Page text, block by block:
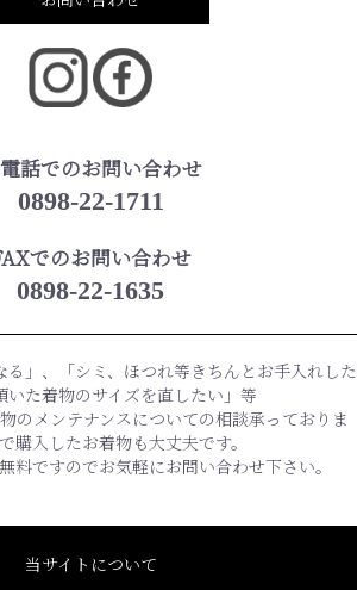
話でのお問い合わせ
0898-22-1711
でのお問い合わせ
0898-22-1635
る」、「シミ、ほつれ等きちんとお手入れした
いた着物のサイズを直したい」等
のメンテナンスについての相談承っておりま
購入したお着物も大丈夫です。
料ですのでお気軽にお問い合わせ下さい。
当サイトについて